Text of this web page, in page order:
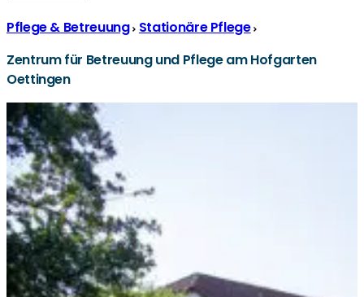
Pflege & Betreuung Stationäre Pflege
Zentrum für Betreuung und Pflege am Hofgarten
Oettingen